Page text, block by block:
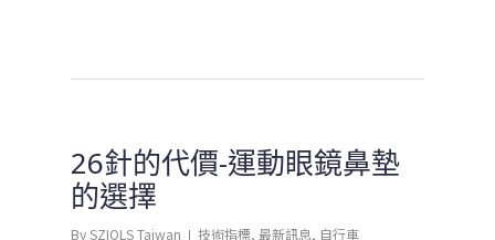
26針的代價-運動眼鏡鼻墊
的選擇
BySZIOLS Taiwan 技術指標, 最新訊息, 自行車